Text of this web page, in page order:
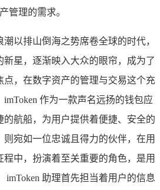
管理的需求。
以排山倒海之势席卷全球的时代，
星，逐渐映入大众的眼帘，成为了
点，在数字资产的管理与交易这个充
imToken 作为一款声名远扬的钱包应
的航船，为用户提供着便捷、安全的
则宛如一位忠诚且得力的伙伴，在用
程中，扮演着至关重要的角色，是用
imToken 助理首先担当着用户的信息